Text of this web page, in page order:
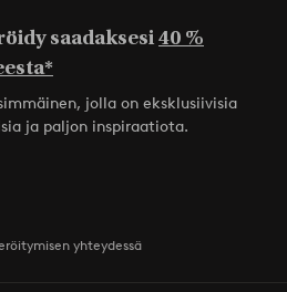
saadaksesi40 %
jolla on eksklusiivisia
ja paljon inspiraatiota.
yhteydessä